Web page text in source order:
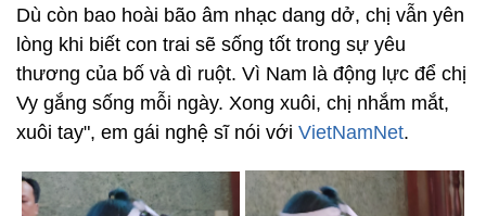
Dù còn bao hoài bão âm nhạc dang dở, chị vẫn yên
lòng khi biết con trai sẽ sống tốt trong sự yêu
thương của bố và dì ruột. Vì Nam là động lực để chị
Vy gắng sống mỗi ngày. Xong xuôi, chị nhắm mắt,
xuôi tay", em gái nghệ sĩ nói với VietNamNet.